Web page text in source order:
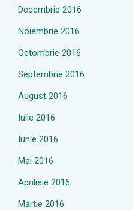
Decembrie 2016
Noiembrie 2016
Octombrie 2016
Septembrie 2016
August 2016
Iulie 2016
Iunie 2016
Mai 2016
Aprilieie 2016
Martie 2016